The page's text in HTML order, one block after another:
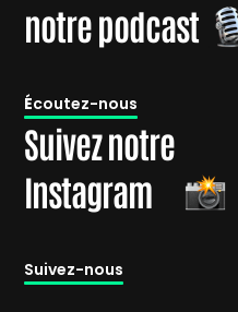
notre podcast
Écoutez-nous
Suivez notre
Instagram
Suivez-nous